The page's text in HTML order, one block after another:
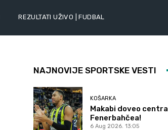
REZULTATI UŽIVO | FUDBAL
NAJNOVIJE SPORTSKE VESTI
KOŠARKA
Makabi doveo centra
Fenerbahčea!
6 Aug 2026. 13:05